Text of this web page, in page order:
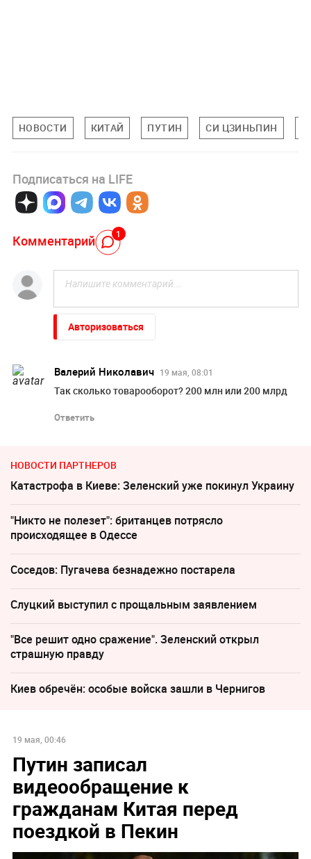
НОВОСТИ КИТАЙ ПУТИН СИ ЦЗИНЬПИН
Подписаться на LIFE
Комментарий 1
Авторизоваться
Валерий Николавич 19 мая, 08:01
Так сколько товарооборот? 200 млн или 200 млрд
Ответить
НОВОСТИ ПАРТНЕРОВ
Катастрофа в Киеве: Зеленский уже покинул Украину
"Никто не полезет": британцев потрясло
происходящее в Одессе
Соседов: Пугачева безнадежно постарела
Слуцкий выступил с прощальным заявлением
"Все решит одно сражение". Зеленский открыл
страшную правду
Киев обречён: особые войска зашли в Чернигов
19 мая, 00:46
Путин записал
видеообращение к
гражданам Китая перед
поездкой в Пекин